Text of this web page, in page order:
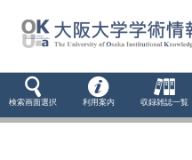
検索画面選択 利用案内 収録雑誌一覧